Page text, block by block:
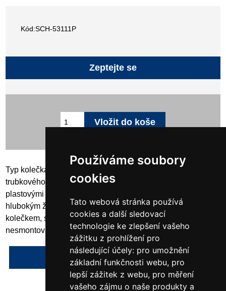
Používáme soubory
cookies
Tato webová stránka používá
cookies a další sledovací
technologie ke zlepšení vašeho
zážitku z prohlížení pro
následující účely: pro umožnění
základní funkčnosti webu, pro
lepší zážitek z webu, pro měření
vašeho zájmu o naše produkty a
Kód:SCH-53111P
Zeptejte se
Typ kolečka Polský, nesmontovaný, vyrobený z pevného
trubkového rámu z 33,7 x 1,0 mm, s naklápěcím držákem a
plastovými rukojeťmi, se 3 možnostmi nastavení koleček, s
hlubokým žlabem 90 litrů s tloušťkou plechu 1,25 mm, s PU
kolečkem, s podpěrou žlabu , lakováno RAL 8017,
nesmontované
Napsat recenzi